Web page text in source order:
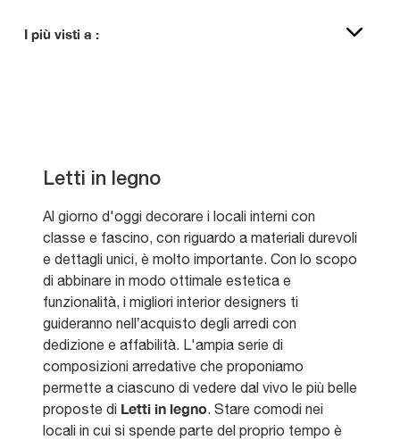
I più visti a :
Letti in legno
Al giorno d'oggi decorare i locali interni con
classe e fascino, con riguardo a materiali durevoli
e dettagli unici, è molto importante. Con lo scopo
di abbinare in modo ottimale estetica e
funzionalità, i migliori interior designers ti
guideranno nell’acquisto degli arredi con
dedizione e affabilità. L'ampia serie di
composizioni arredative che proponiamo
permette a ciascuno di vedere dal vivo le più belle
proposte di Letti in legno. Stare comodi nei
locali in cui si spende parte del proprio tempo è